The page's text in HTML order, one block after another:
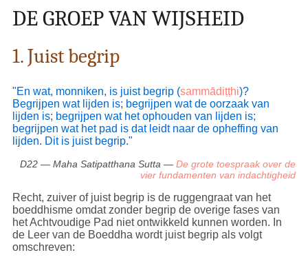
DE GROEP VAN WIJSHEID
1. Juist begrip
"En wat, monniken, is juist begrip (sammādiṭṭhi)?
Begrijpen wat lijden is; begrijpen wat de oorzaak van
lijden is; begrijpen wat het ophouden van lijden is;
begrijpen wat het pad is dat leidt naar de opheffing van
lijden. Dit is juist begrip."
D22 — Maha Satipatthana Sutta —De grote toespraak over de
vier fundamenten van indachtigheid
Recht, zuiver of juist begrip is de ruggengraat van het
boeddhisme omdat zonder begrip de overige fases van
het Achtvoudige Pad niet ontwikkeld kunnen worden. In
de Leer van de Boeddha wordt juist begrip als volgt
omschreven: